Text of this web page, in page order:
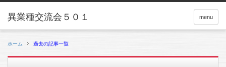
menu
ホーム 過去の記事一覧